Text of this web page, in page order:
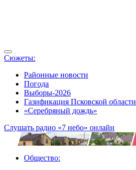
Сюжеты:
Районные новости
Погода
Выборы-2026
Газификация Псковской области
«Серебряный дождь»
Слушать радио «7 небо» онлайн
Общество: